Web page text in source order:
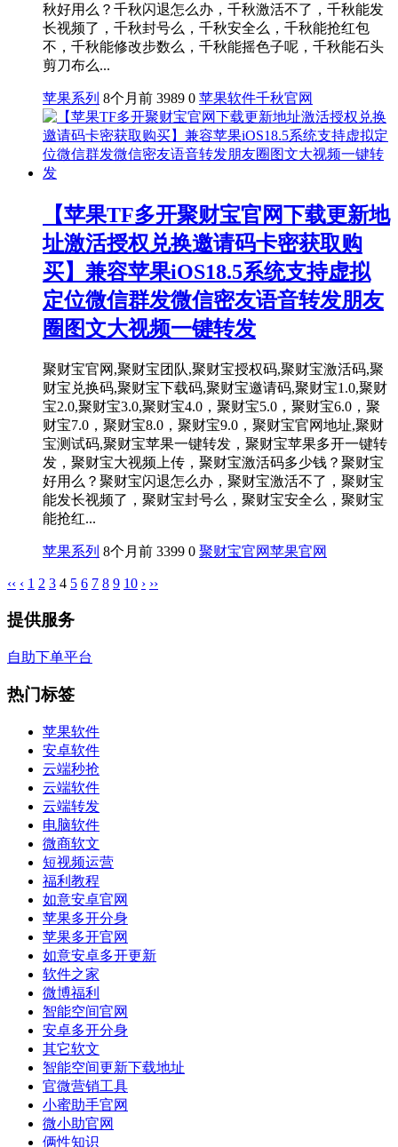
秋好用么？千秋闪退怎么办，千秋激活不了，千秋能发
长视频了，千秋封号么，千秋安全么，千秋能抢红包
不，千秋能修改步数么，千秋能摇色子呢，千秋能石头
剪刀布么...
苹果系列 8个月前 3989 0 苹果软件千秋官网
【苹果TF多开聚财宝官网下载更新地
址激活授权兑换邀请码卡密获取购
买】兼容苹果iOS18.5系统支持虚拟
定位微信群发微信密友语音转发朋友
圈图文大视频一键转发
聚财宝官网,聚财宝团队,聚财宝授权码,聚财宝激活码,聚
财宝兑换码,聚财宝下载码,聚财宝邀请码,聚财宝1.0,聚财
宝2.0,聚财宝3.0,聚财宝4.0，聚财宝5.0，聚财宝6.0，聚
财宝7.0，聚财宝8.0，聚财宝9.0，聚财宝官网地址,聚财
宝测试码,聚财宝苹果一键转发，聚财宝苹果多开一键转
发，聚财宝大视频上传，聚财宝激活码多少钱？聚财宝
好用么？聚财宝闪退怎么办，聚财宝激活不了，聚财宝
能发长视频了，聚财宝封号么，聚财宝安全么，聚财宝
能抢红...
苹果系列 8个月前 3399 0 聚财宝官网苹果官网
‹‹ ‹ 1 2 3 4 5 6 7 8 9 10 › ››
提供服务
自助下单平台
热门标签
苹果软件
安卓软件
云端秒抢
云端软件
云端转发
电脑软件
微商软文
短视频运营
福利教程
如意安卓官网
苹果多开分身
苹果多开官网
如意安卓多开更新
软件之家
微博福利
智能空间官网
安卓多开分身
其它软文
智能空间更新下载地址
官微营销工具
小蜜助手官网
微小助官网
俩性知识